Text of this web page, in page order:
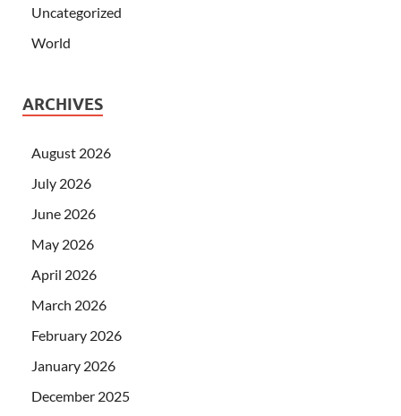
Uncategorized
World
ARCHIVES
August 2026
July 2026
June 2026
May 2026
April 2026
March 2026
February 2026
January 2026
December 2025